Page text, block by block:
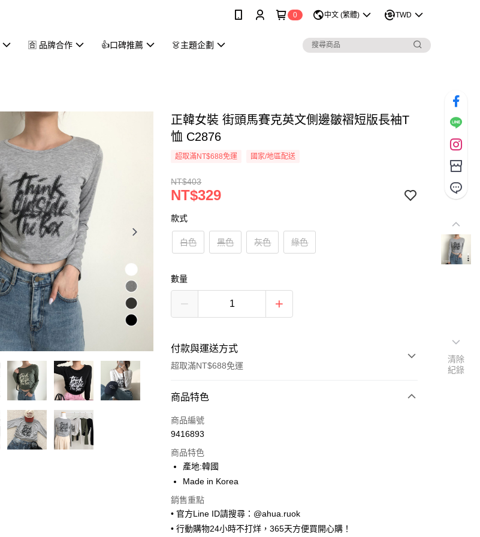
0 中文 (繁體) TWD
🈴 品牌合作 👍口碑推薦 👗主題企劃
正韓女裝 街頭馬賽克英文側邊皺褶短版長袖T
恤 C2876
超取滿NT$688免運 國家/地區配送
NT$403
NT$329
款式
白色 黑色 灰色 綠色
數量
付款與運送方式
超取滿NT$688免運
付款方式
信用卡一次付款
LINE Pay
Apple Pay
街口支付
悠遊付
商品特色
商品編號
9416893
商品特色
產地:韓國
Made in Korea
銷售重點
• 官方Line ID請搜尋：@ahua.ruok
• 行動購物24小時不打烊，365天方便買開心購！
清除
紀錄